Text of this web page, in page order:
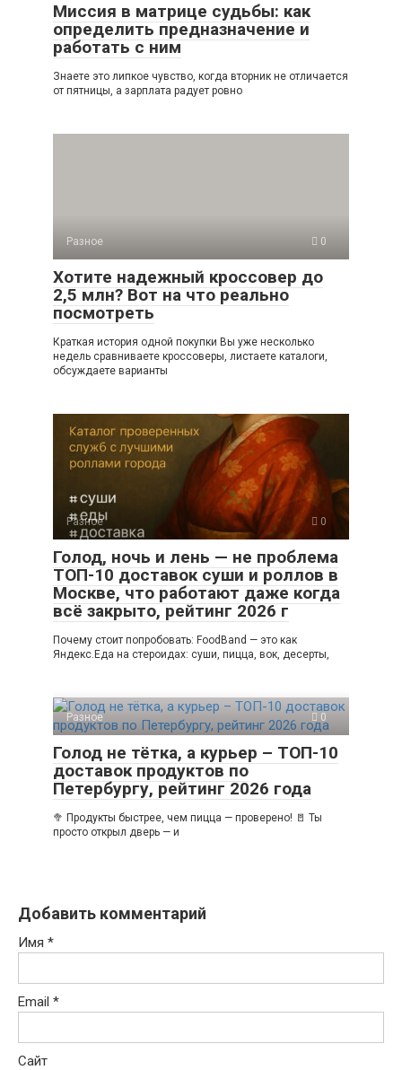
Миссия в матрице судьбы: как
определить предназначение и
работать с ним
Знаете это липкое чувство, когда вторник не отличается
от пятницы, а зарплата радует ровно
Разное 0
Хотите надежный кроссовер до
2,5 млн? Вот на что реально
посмотреть
Краткая история одной покупки Вы уже несколько
недель сравниваете кроссоверы, листаете каталоги,
обсуждаете варианты
Разное 0
Голод, ночь и лень — не проблема
ТОП-10 доставок суши и роллов в
Москве, что работают даже когда
всё закрыто, рейтинг 2026 г
Почему стоит попробовать: FoodBand — это как
Яндекс.Еда на стероидах: суши, пицца, вок, десерты,
Разное 0
Голод не тётка, а курьер – ТОП-10
доставок продуктов по
Петербургу, рейтинг 2026 года
🥦 Продукты быстрее, чем пицца — проверено! 🚪 Ты
просто открыл дверь — и
Добавить комментарий
Имя *
Email *
Сайт